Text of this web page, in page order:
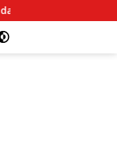
Intervensi TNI